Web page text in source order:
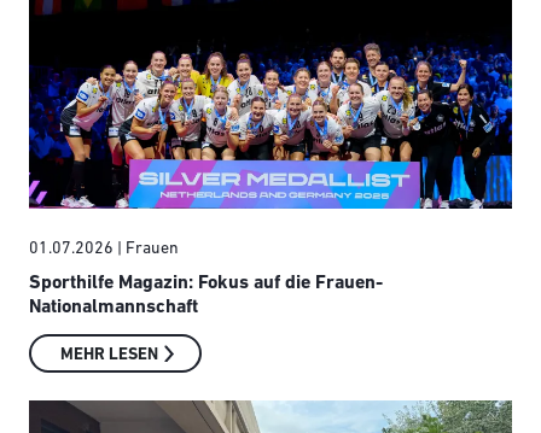
01.07.2026 | Frauen
Sporthilfe Magazin: Fokus auf die Frauen-
Nationalmannschaft
MEHR LESEN